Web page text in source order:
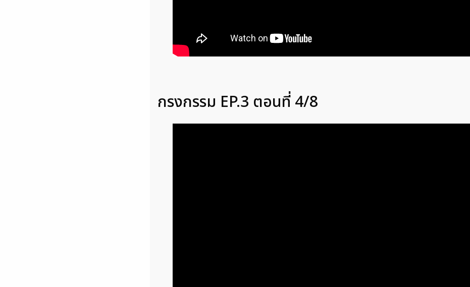
กรงกรรม EP.3 ตอนที่ 4/8